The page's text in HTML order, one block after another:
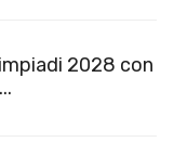
2028 con